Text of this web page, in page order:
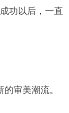
功以后，一直
审美潮流。